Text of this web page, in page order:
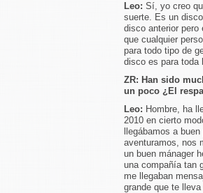
Leo: Sí, yo creo
suerte. Es un
disco anterior
que cualquier
para todo tipo de
disco es para toda
ZR: Han sido
un poco ¿El
Leo: Hombre, ha
2010 en cierto
llegábamos a
aventuramos, nos
un buen mánager
una compañía tan
me llegaban
grande que te